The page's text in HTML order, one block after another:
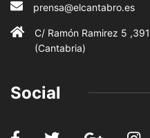
prensa@elcantabro.es
C/ Ramón Ramirez 5
(Cantabria)
Social